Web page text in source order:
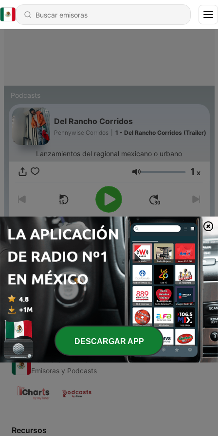
Podcasts
Del Rancho Corridos
Pennywise Corridos 1 - Del Rancho Corridos (Trailer)
Lanzamientos del regional mexicano o urbano
Volumen 1 x
00:00
Episodios
1 - Del Rancho Corridos (Trailer)
21 mar. 2020
Radio en Vivo
Emisoras y Podcasts
Recursos
DESCARGAR APP